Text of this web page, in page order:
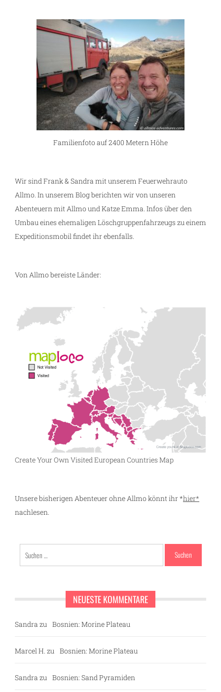
Familienfoto auf 2400 Metern Höhe
Wir sind Frank & Sandra mit unserem Feuerwehrauto
Allmo. In unserem Blog berichten wir von unseren
Abenteuern mit Allmo und Katze Emma. Infos über den
Umbau eines ehemaligen Löschgruppenfahrzeugs zu einem
Expeditionsmobil findet ihr ebenfalls.
Von Allmo bereiste Länder:
Create Your Own Visited European Countries Map
Unsere bisherigen Abenteuer ohne Allmo könnt ihr *hier*
nachlesen.
nach:
NEUESTE KOMMENTARE
Sandra zu Bosnien: Morine Plateau
Marcel H. zu Bosnien: Morine Plateau
Sandra zu Bosnien: Sand Pyramiden